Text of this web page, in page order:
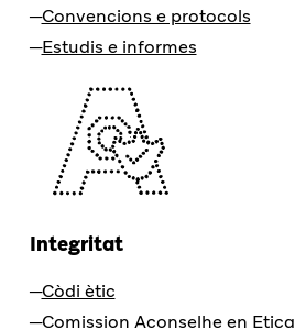
Convencions e protocols
Estudis e informes
Integritat
Còdi ètic
Comission Aconselhe en Etica